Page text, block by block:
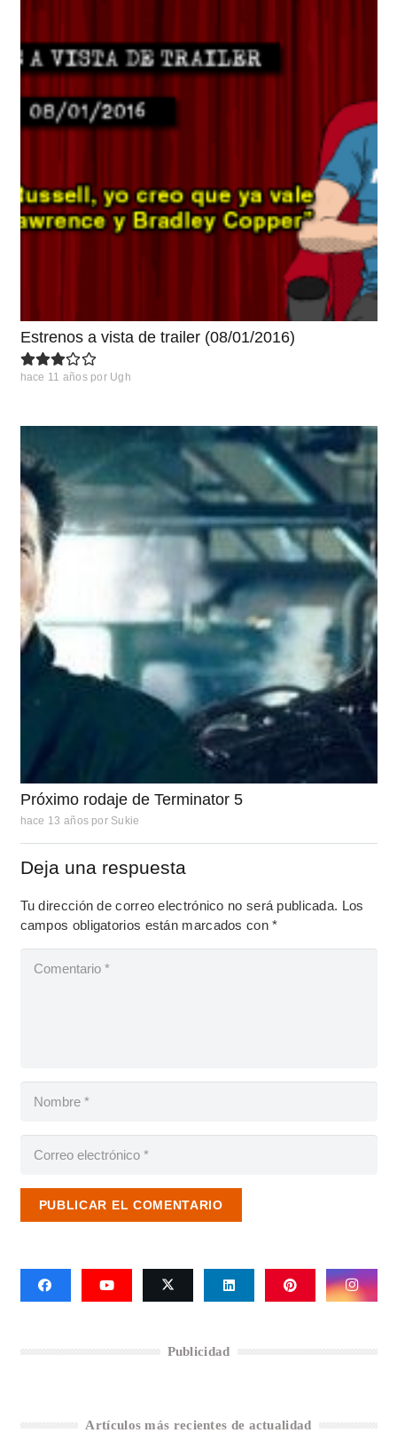
Estrenos a vista de trailer (08/01/2016)
hace 11 años por Ugh
Próximo rodaje de Terminator 5
hace 13 años por Sukie
Deja una respuesta
Tu dirección de correo electrónico no será publicada. Los
campos obligatorios están marcados con*
PUBLICAR EL COMENTARIO
Publicidad
Artículos más recientes de actualidad